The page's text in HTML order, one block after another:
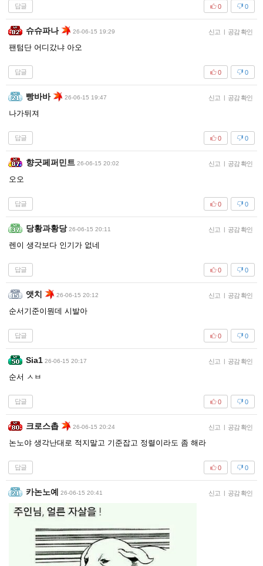
답글 0
0
슈슈파나 26-06-15 19:29 신고 | 공감 확인
팬텀단 어디갔냐 아오
답글 0
0
빵바바 26-06-15 19:47 신고 | 공감 확인
나가뒤져
답글 0
0
향긋페퍼민트 26-06-15 20:02 신고 | 공감 확인
오오
답글 0
0
당황과황당 26-06-15 20:11 신고 | 공감 확인
렌이 생각보다 인기가 없네
답글 0
0
앳치 26-06-15 20:12 신고 | 공감 확인
순서기준이뭔데 시발아
답글 0
0
Sia1 26-06-15 20:17 신고 | 공감 확인
순서 ㅅㅂ
답글 0
0
크로스촙 26-06-15 20:24 신고 | 공감 확인
논노야 생각난대로 적지말고 기준잡고 정렬이라도 좀 해라
답글 0
0
카논노예 26-06-15 20:41 신고 | 공감 확인